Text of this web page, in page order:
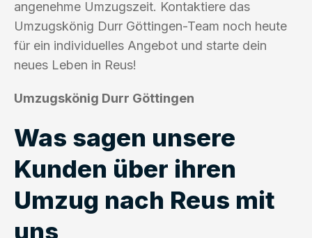
angenehme Umzugszeit. Kontaktiere das
Umzugskönig Durr Göttingen-Team noch heute
für ein individuelles Angebot und starte dein
neues Leben in Reus!
Umzugskönig Durr Göttingen
Was sagen unsere
Kunden über ihren
Umzug nach Reus mit
uns